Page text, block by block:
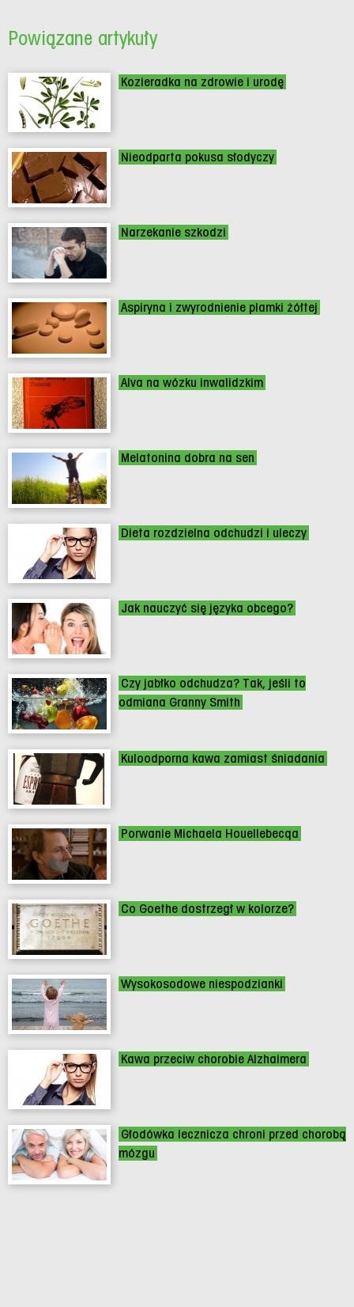
Powiązane artykuły
Kozieradka na zdrowie i urodę
Nieodparta pokusa słodyczy
Narzekanie szkodzi
Aspiryna i zwyrodnienie plamki żółtej
Alva na wózku inwalidzkim
Melatonina dobra na sen
Dieta rozdzielna odchudzi i uleczy
Jak nauczyć się języka obcego?
Czy jabłko odchudza? Tak, jeśli to
odmiana Granny Smith
Kuloodporna kawa zamiast śniadania
Porwanie Michaela Houellebecqa
Co Goethe dostrzegł w kolorze?
Wysokosodowe niespodzianki
Kawa przeciw chorobie Alzhaimera
Głodówka lecznicza chroni przed chorobą
mózgu